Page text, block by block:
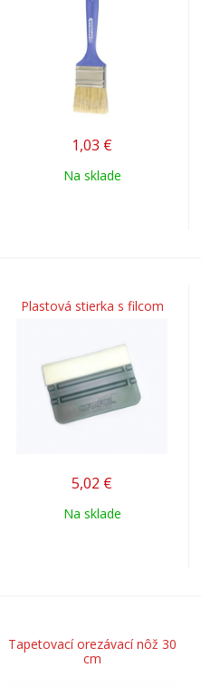
1,03 €
Na sklade
Plastová stierka s filcom
5,02 €
Na sklade
Tapetovací orezávací nôž 30
cm